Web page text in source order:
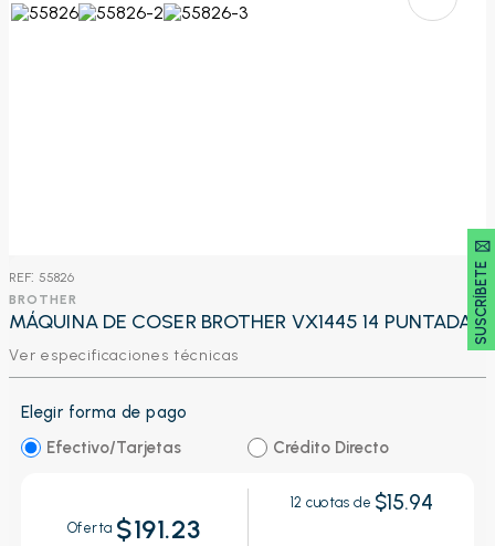
SUSCRÍBETE 🖂
: 55826
BROTHER
MÁQUINA DE COSER BROTHER VX1445 14 PUNTADAS
Ver especificaciones técnicas
Elegir forma de pago
Efectivo/Tarjetas
Crédito Directo
Oferta $191.23
12 cuotas de $15.94